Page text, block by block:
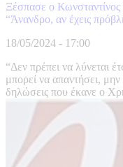
Ξέσπασε ο
“Άνανδρο, αν έχεις
18/05/2024 - 17:00
“Δεν πρέπει να λύνεται
μπορεί να απαντήσει, μην
δηλώσεις που έκανε ο